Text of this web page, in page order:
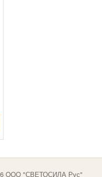
OOO "СВЕТОСИЛА Рус"